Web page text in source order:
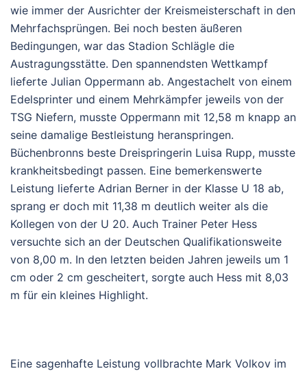
wie immer der Ausrichter der Kreismeisterschaft in den
Mehrfachsprüngen. Bei noch besten äußeren
Bedingungen, war das Stadion Schlägle die
Austragungsstätte. Den spannendsten Wettkampf
lieferte Julian Oppermann ab. Angestachelt von einem
Edelsprinter und einem Mehrkämpfer jeweils von der
TSG Niefern, musste Oppermann mit 12,58 m knapp an
seine damalige Bestleistung heranspringen.
Büchenbronns beste Dreispringerin Luisa Rupp, musste
krankheitsbedingt passen. Eine bemerkenswerte
Leistung lieferte Adrian Berner in der Klasse U 18 ab,
sprang er doch mit 11,38 m deutlich weiter als die
Kollegen von der U 20. Auch Trainer Peter Hess
versuchte sich an der Deutschen Qualifikationsweite
von 8,00 m. In den letzten beiden Jahren jeweils um 1
cm oder 2 cm gescheitert, sorgte auch Hess mit 8,03
m für ein kleines Highlight.
Eine sagenhafte Leistung vollbrachte Mark Volkov im